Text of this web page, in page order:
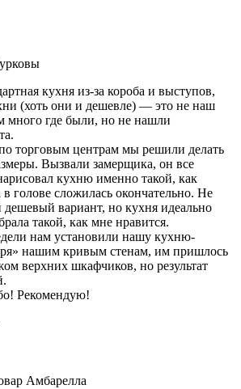
кухня из-за короба и выступов,
(хоть они и дешевле) — это не наш
много где были, но не нашли
торговым центрам мы решили делать
Вызвали замерщика, он все
кухню именно такой, как
в голове сложилась окончательно. Не
дешевый вариант, но кухня идеально
такой, как мне нравится.
нам установили нашу кухню-
нашим кривым стенам, им пришлось
верхних шкафчиков, но результат
Рекомендую!
Амбарелла